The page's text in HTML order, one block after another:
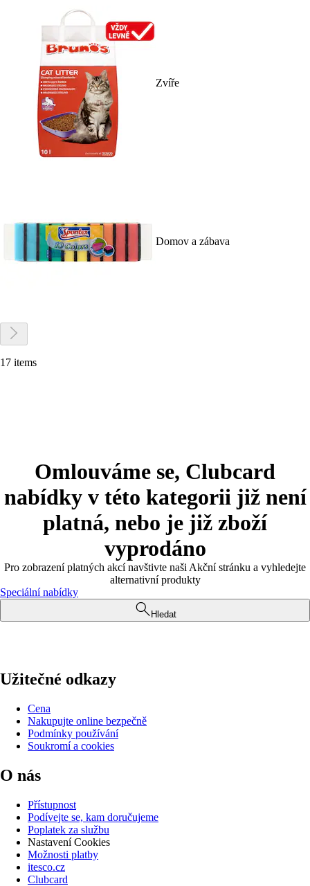
Zvíře
Domov a zábava
17 items
Omlouváme se, Clubcard
nabídky v této kategorii již není
platná, nebo je již zboží
vyprodáno
Pro zobrazení platných akcí navštivte naši Akční stránku a vyhledejte
alternativní produkty
Speciální nabídky
Hledat
Užitečné odkazy
Cena
Nakupujte online bezpečně
Podmínky používání
Soukromí a cookies
O nás
Přístupnost
Podívejte se, kam doručujeme
Poplatek za službu
Nastavení Cookies
Možnosti platby
itesco.cz
Clubcard